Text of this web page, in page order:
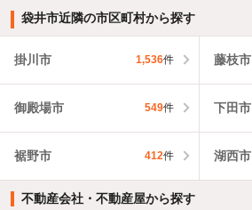
袋井市近隣の市区町村から探す
掛川市 1,536件 藤枝市
御殿場市 549件 下田市
裾野市 412件 湖西市
不動産会社・不動産屋から探す